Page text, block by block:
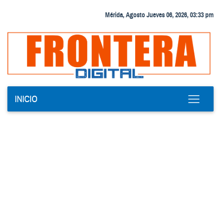
Mérida, Agosto Jueves 06, 2026, 03:33 pm
INICIO